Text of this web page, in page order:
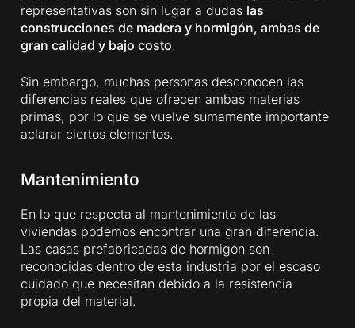
representativas son sin lugar a dudas las
construcciones de madera y hormigón, ambas de
gran calidad y bajo costo.
Sin embargo, muchas personas desconocen las
diferencias reales que ofrecen ambas materias
primas, por lo que se vuelve sumamente importante
aclarar ciertos elementos.
Mantenimiento
En lo que respecta al mantenimiento de las
viviendas podemos encontrar una gran diferencia.
Las casas prefabricadas de hormigón son
reconocidas dentro de esta industria por el escaso
cuidado que necesitan debido a la resistencia
propia del material.